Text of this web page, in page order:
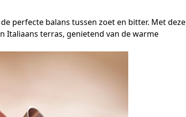
perfecte balans tussen zoet en bitter. Met deze
Italiaans terras, genietend van de warme